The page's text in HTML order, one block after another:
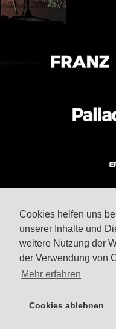
Cookies helfen uns
unserer Inhalte und
weitere Nutzung der
der Verwendung von
Mehr erfahren
Cookies ablehnen